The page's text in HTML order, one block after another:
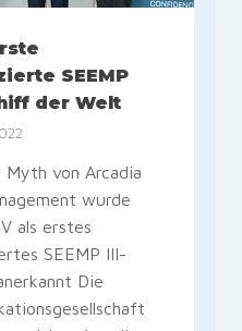
SEEMP
der Welt
Myth von Arcadia
wurde
als erstes
SEEMP III-
Die